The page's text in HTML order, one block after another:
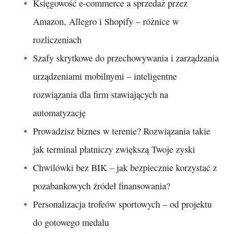
Księgowość e-commerce a sprzedaż przez
Amazon, Allegro i Shopify – różnice w
rozliczeniach
Szafy skrytkowe do przechowywania i zarządzania
urządzeniami mobilnymi – inteligentne
rozwiązania dla firm stawiających na
automatyzację
Prowadzisz biznes w terenie? Rozwiązania takie
jak terminal płatniczy zwiększą Twoje zyski
Chwilówki bez BIK – jak bezpiecznie korzystać z
pozabankowych źródeł finansowania?
Personalizacja trofeów sportowych – od projektu
do gotowego medalu